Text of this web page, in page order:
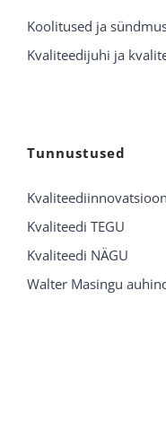
Koolitused ja
Kvaliteedijuhi ja
Tunnustused
Kvaliteedi TEGU
Kvaliteedi NÄGU
Walter Masingu